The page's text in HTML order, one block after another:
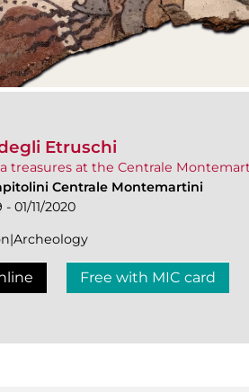
Etruschi
treasures at the Centrale
Centrale Montemartini
- 01/11/2020
Free with MIC card